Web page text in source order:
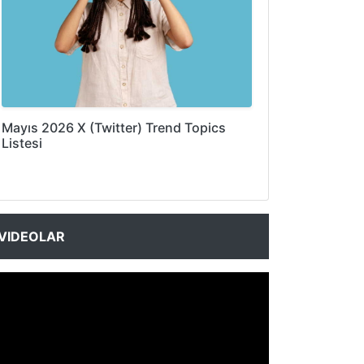
Mayıs 2026 X (Twitter) Trend Topics
Listesi